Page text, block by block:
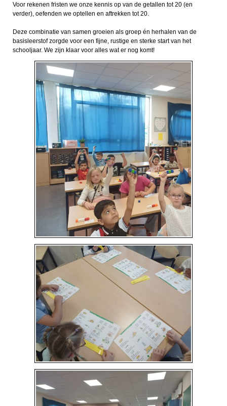
Voor rekenen fristen we onze kennis op van de getallen tot 20 (en
verder), oefenden we optellen en aftrekken tot 20.
Deze combinatie van samen groeien als groep én herhalen van de
basisleerstof zorgde voor een fijne, rustige en sterke start van het
schooljaar. We zijn klaar voor alles wat er nog komt!